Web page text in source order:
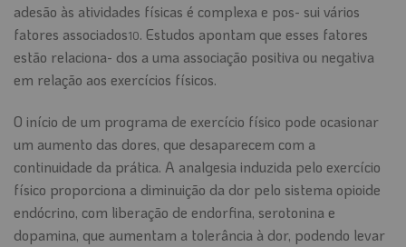
adesão às atividades físicas é complexa e pos- sui vários
fatores associados10. Estudos apontam que esses fatores
estão relaciona- dos a uma associação positiva ou negativa
em relação aos exercícios físicos.
O início de um programa de exercício físico pode ocasionar
um aumento das dores, que desaparecem com a
continuidade da prática. A analgesia induzida pelo exercício
físico proporciona a diminuição da dor pelo sistema opioide
endócrino, com liberação de endorfina, serotonina e
dopamina, que aumentam a tolerância à dor, podendo levar